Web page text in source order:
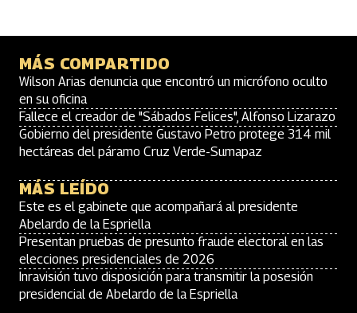
MÁS COMPARTIDO
Wilson Arias denuncia que encontró un micrófono oculto
en su oficina
Fallece el creador de "Sábados Felices", Alfonso Lizarazo
Gobierno del presidente Gustavo Petro protege 314 mil
hectáreas del páramo Cruz Verde-Sumapaz
MÁS LEÍDO
Este es el gabinete que acompañará al presidente
Abelardo de la Espriella
Presentan pruebas de presunto fraude electoral en las
elecciones presidenciales de 2026
Inravisión tuvo disposición para transmitir la posesión
presidencial de Abelardo de la Espriella